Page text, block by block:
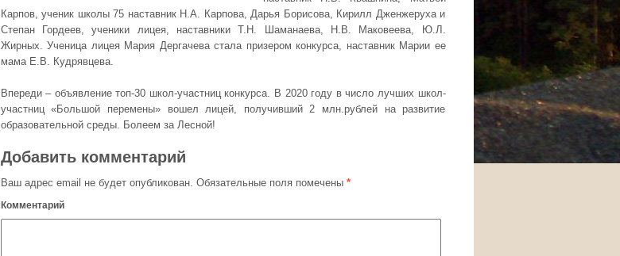
Карпов, ученик школы 75 наставник Н.А. Карпова, Дарья Борисова, Кирилл Дженжеруха и
Степан Гордеев, ученики лицея, наставники Т.Н. Шаманаева, Н.В. Маковеева, Ю.Л.
Жирных. Ученица лицея Мария Дергачева стала призером конкурса, наставник Марии ее
мама Е.В. Кудрявцева.
Впереди – объявление топ-30 школ-участниц конкурса. В 2020 году в число лучших школ-
участниц «Большой перемены» вошел лицей, получивший 2 млн.рублей на развитие
образовательной среды. Болеем за Лесной!
Добавить комментарий
Ваш адрес email не будет опубликован. Обязательные поля помечены *
Комментарий